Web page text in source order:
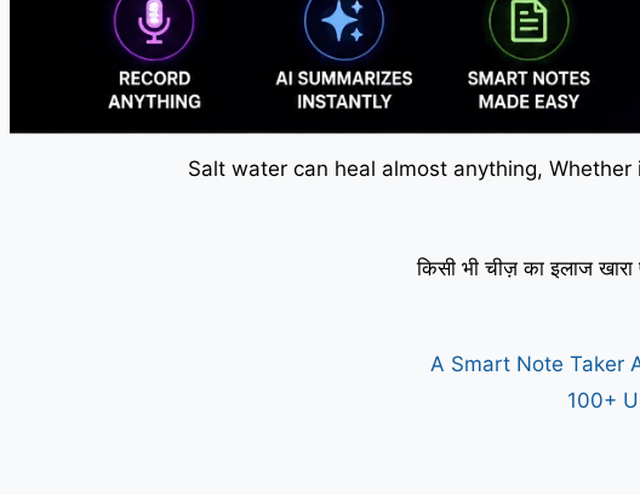
Salt water can heal almost anything,
किसी भी चीज़ का इलाज
A Smart Note Taker
100+